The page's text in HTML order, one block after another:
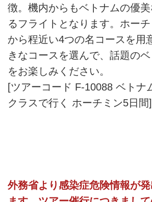
徴。機内からもベトナムの優
るフライトとなります。ホー
から程近い4つの名コースを用
きなコースを選んで、話題の
をお楽しみください。
[ツアーコード F-10088 ベトナ
クラスで行く ホーチミン5日間]
外務省より感染症危険情報が